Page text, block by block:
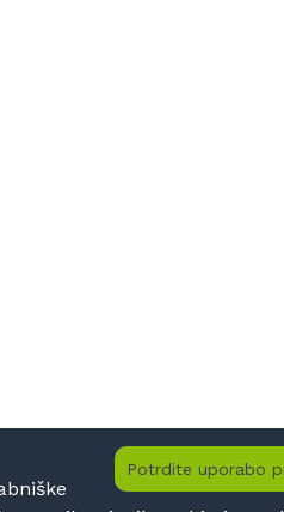
Potrdite uporabo